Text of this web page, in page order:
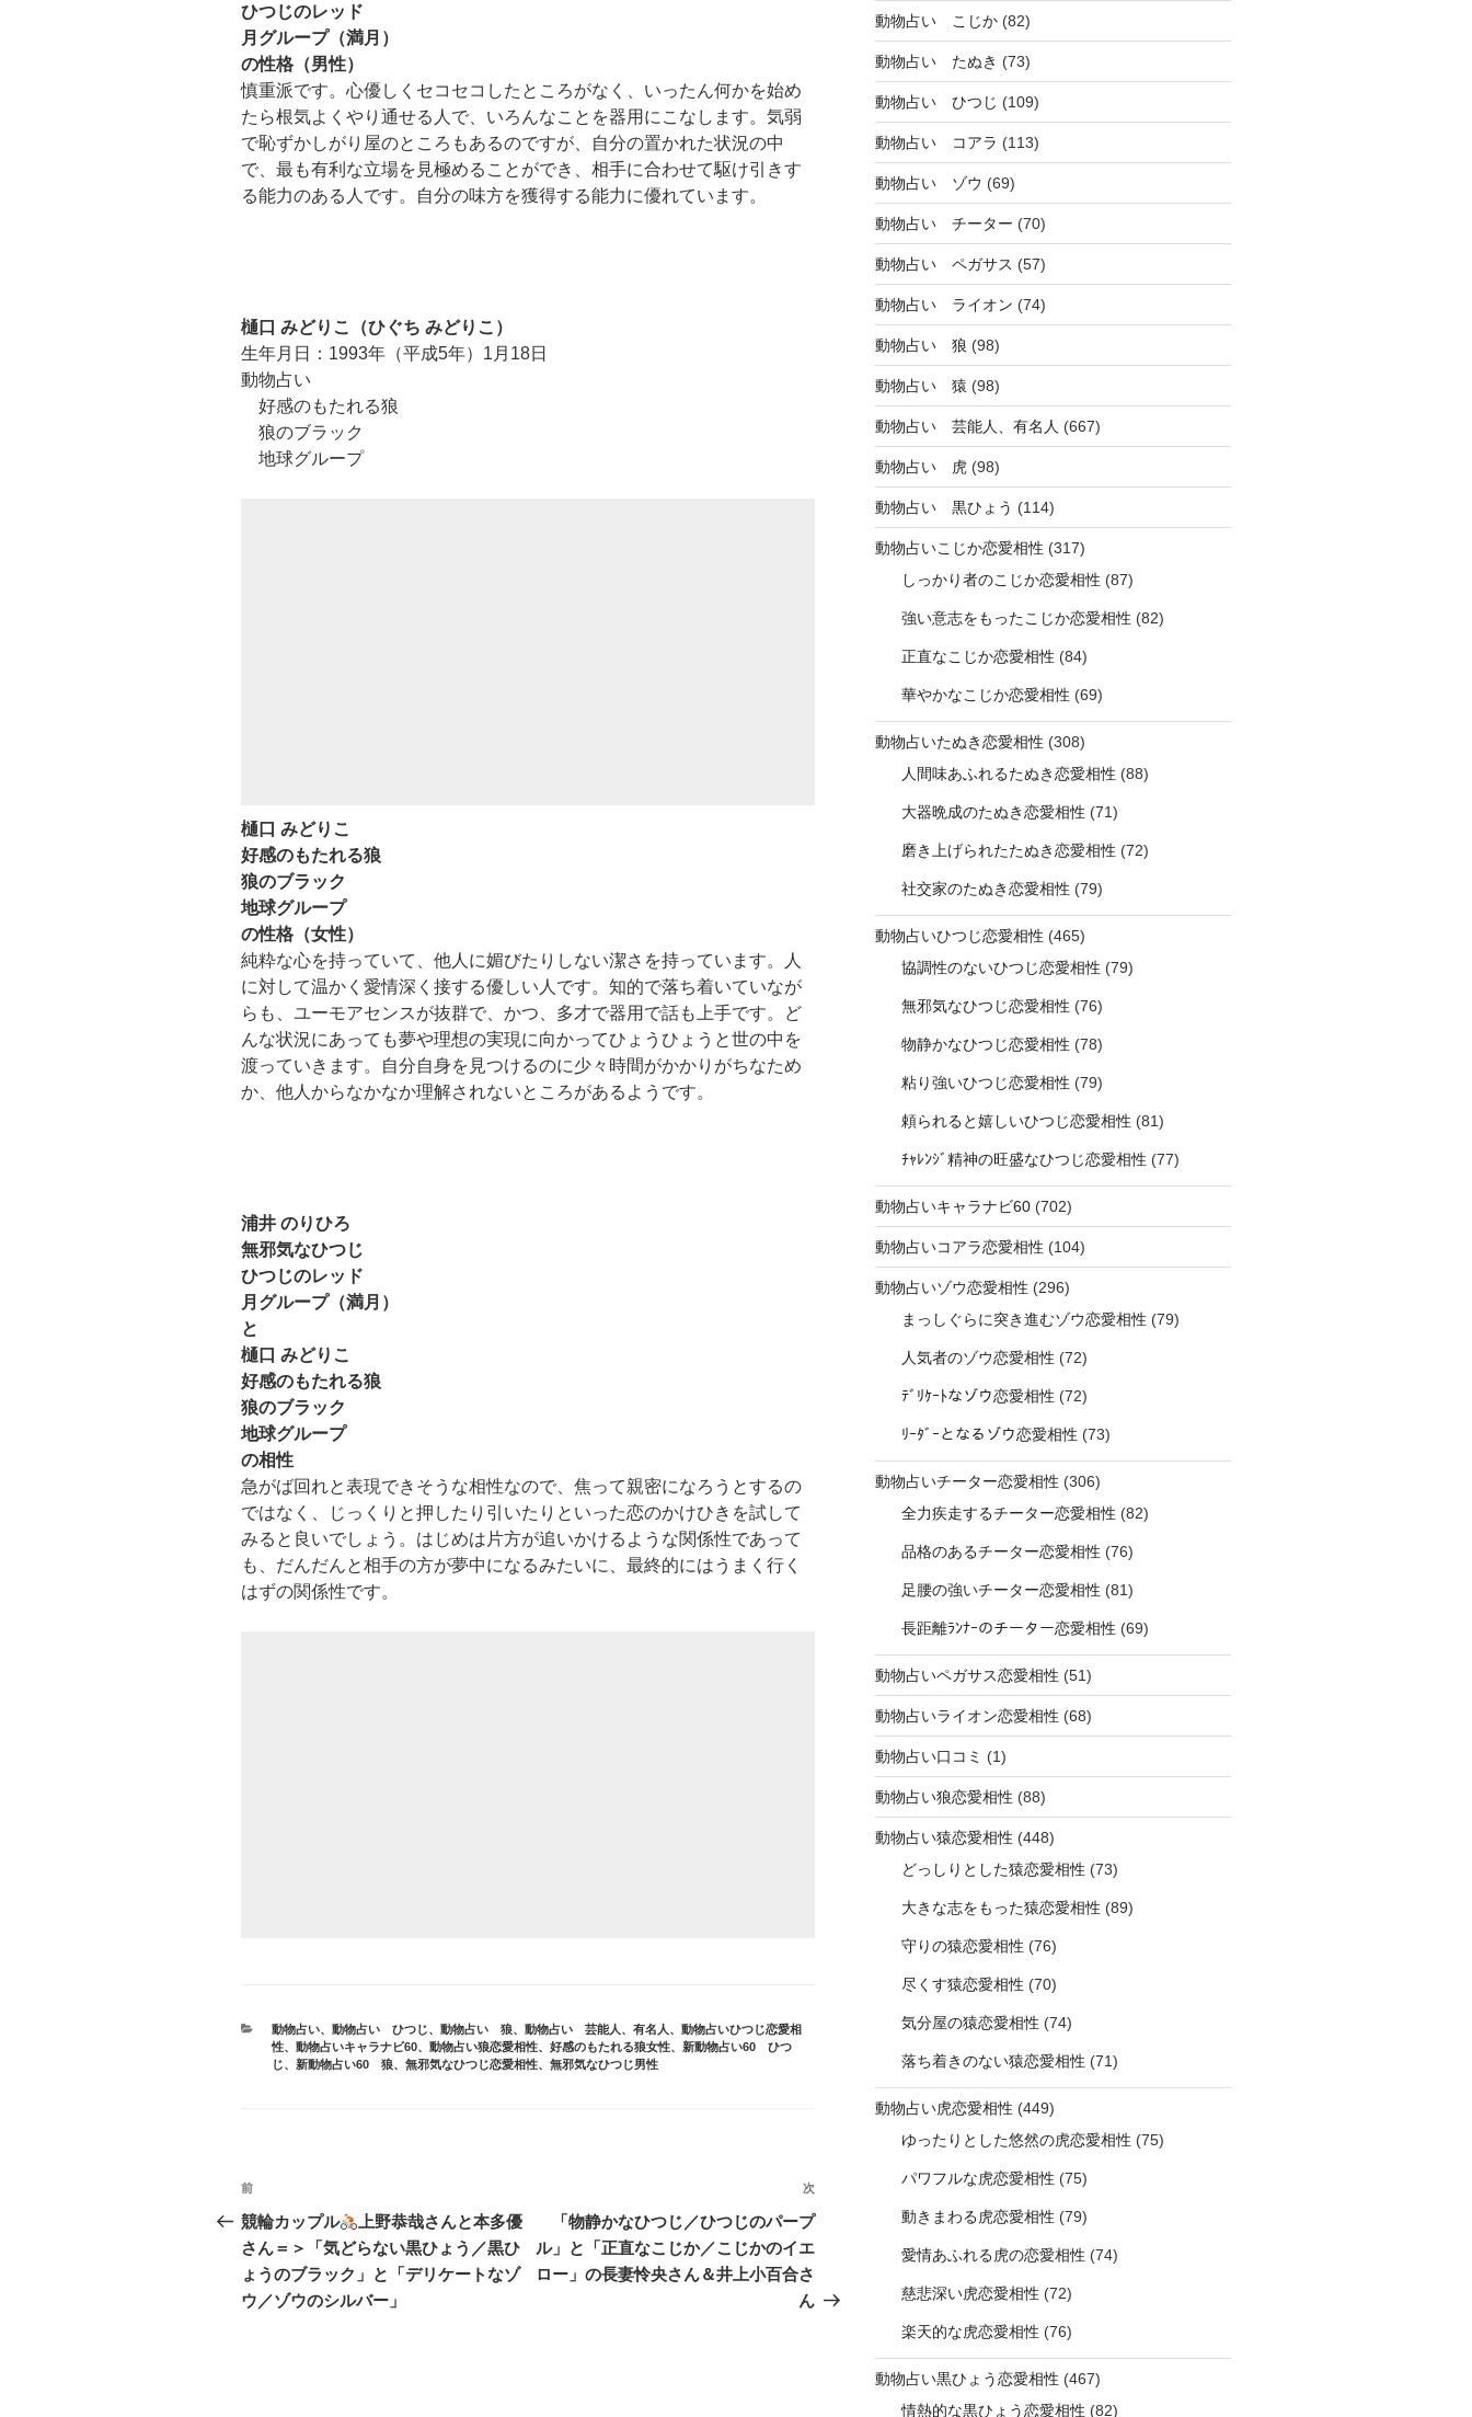
ひつじのレッド
月グループ（満月）
の性格（男性）
慎重派です。心優しくセコセコしたところがなく、いったん何かを始め
たら根気よくやり通せる人で、いろんなことを器用にこなします。気弱
で恥ずかしがり屋のところもあるのですが、自分の置かれた状況の中
で、最も有利な立場を見極めることができ、相手に合わせて駆け引きす
る能力のある人です。自分の味方を獲得する能力に優れています。
樋口 みどりこ（ひぐち みどりこ）
生年月日：1993年（平成5年）1月18日
動物占い
好感のもたれる狼
狼のブラック
地球グループ
樋口 みどりこ
好感のもたれる狼
狼のブラック
地球グループ
の性格（女性）
純粋な心を持っていて、他人に媚びたりしない潔さを持っています。人
に対して温かく愛情深く接する優しい人です。知的で落ち着いていなが
らも、ユーモアセンスが抜群で、かつ、多才で器用で話も上手です。ど
んな状況にあっても夢や理想の実現に向かってひょうひょうと世の中を
渡っていきます。自分自身を見つけるのに少々時間がかかりがちなため
か、他人からなかなか理解されないところがあるようです。
浦井 のりひろ
無邪気なひつじ
ひつじのレッド
月グループ（満月）
と
樋口 みどりこ
好感のもたれる狼
狼のブラック
地球グループ
の相性
急がば回れと表現できそうな相性なので、焦って親密になろうとするの
ではなく、じっくりと押したり引いたりといった恋のかけひきを試して
みると良いでしょう。はじめは片方が追いかけるような関係性であって
も、だんだんと相手の方が夢中になるみたいに、最終的にはうまく行く
はずの関係性です。
カ
テ
ゴ
動物占い、 動物占い ひつじ、 動物占い 狼、 動物占い 芸能人、有名人 、 動物占いひつじ恋愛相
性、 動物占いキャラナビ60、 動物占い狼恋愛相性、 好感のもたれる狼女性、 新動物占い60 ひつ
じ、 新動物占い60 狼、 無邪気なひつじ恋愛相性、 無邪気なひつじ男性
投
稿
ナ
ビ
前
の
投
稿
前
競輪カップル
上野恭哉さんと本多優
さん＝＞「気どらない黒ひょう／黒ひ
ょうのブラック」と「デリケートなゾ
ウ／ゾウのシルバー」
次
の
次
「物静かなひつじ／ひつじのパープ
ル」と「正直なこじか／こじかのイエ
ロー」の長妻怜央さん＆井上小百合さ
ん
動物占い こじか(82)
動物占い たぬき (73)
動物占い ひつじ (109)
動物占い コアラ (113)
動物占い ゾウ (69)
動物占い チーター (70)
動物占い ペガサス (57)
動物占い ライオン (74)
動物占い 狼 (98)
動物占い 猿 (98)
動物占い 芸能人、有名人 (667)
動物占い 虎(98)
動物占い 黒ひょう (114)
動物占いこじか恋愛相性 (317)
しっかり者のこじか恋愛相性 (87)
強い意志をもったこじか恋愛相性 (82)
正直なこじか恋愛相性 (84)
華やかなこじか恋愛相性 (69)
動物占いたぬき恋愛相性 (308)
人間味あふれるたぬき恋愛相性 (88)
大器晩成のたぬき恋愛相性 (71)
磨き上げられたたぬき恋愛相性 (72)
社交家のたぬき恋愛相性 (79)
動物占いひつじ恋愛相性 (465)
協調性のないひつじ恋愛相性 (79)
無邪気なひつじ恋愛相性 (76)
物静かなひつじ恋愛相性 (78)
粘り強いひつじ恋愛相性 (79)
頼られると嬉しいひつじ恋愛相性 (81)
ﾁｬﾚﾝｼﾞ精神の旺盛なひつじ恋愛相性 (77)
動物占いキャラナビ60(702)
動物占いコアラ恋愛相性 (104)
動物占いゾウ恋愛相性 (296)
まっしぐらに突き進むゾウ恋愛相性 (79)
人気者のゾウ恋愛相性 (72)
ﾃﾞﾘｹｰﾄなゾウ恋愛相性 (72)
ﾘｰﾀﾞｰとなるゾウ恋愛相性 (73)
動物占いチーター恋愛相性 (306)
全力疾走するチーター恋愛相性 (82)
品格のあるチーター恋愛相性 (76)
足腰の強いチーター恋愛相性 (81)
長距離ﾗﾝﾅｰのチーター恋愛相性 (69)
動物占いペガサス恋愛相性 (51)
動物占いライオン恋愛相性 (68)
動物占い口コミ (1)
動物占い狼恋愛相性 (88)
動物占い猿恋愛相性 (448)
どっしりとした猿恋愛相性 (73)
大きな志をもった猿恋愛相性 (89)
守りの猿恋愛相性 (76)
尽くす猿恋愛相性 (70)
気分屋の猿恋愛相性 (74)
落ち着きのない猿恋愛相性 (71)
動物占い虎恋愛相性 (449)
ゆったりとした悠然の虎恋愛相性 (75)
パワフルな虎恋愛相性 (75)
動きまわる虎恋愛相性 (79)
愛情あふれる虎の恋愛相性 (74)
慈悲深い虎恋愛相性 (72)
楽天的な虎恋愛相性 (76)
動物占い黒ひょう恋愛相性 (467)
情熱的な黒ひょう恋愛相性 (82)